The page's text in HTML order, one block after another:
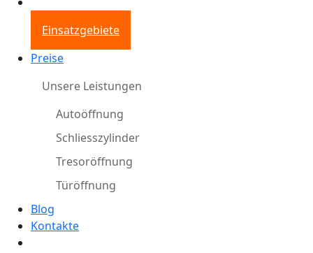
Einsatzgebiete
Preise
Unsere Leistungen
Autoöffnung
Schliesszylinder
Tresoröffnung
Türöffnung
Blog
Kontakte